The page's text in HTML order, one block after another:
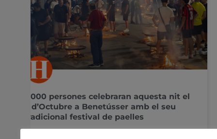
3.000 persones celebraran aquesta nit el
9 d’Octubre a Benetússer amb el seu
tradicional festival de paelles